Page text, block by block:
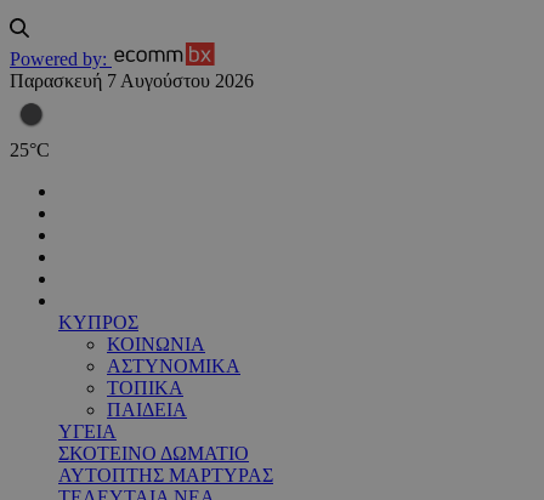
Powered by:
Παρασκευή 7 Αυγούστου 2026
25°C
ΚΥΠΡΟΣ
ΚΟΙΝΩΝΙΑ
ΑΣΤΥΝΟΜΙΚΑ
ΤΟΠΙΚΑ
ΠΑΙΔΕΙΑ
ΥΓΕΙΑ
ΣΚΟΤΕΙΝΟ ΔΩΜΑΤΙΟ
ΑΥΤΟΠΤΗΣ ΜΑΡΤΥΡΑΣ